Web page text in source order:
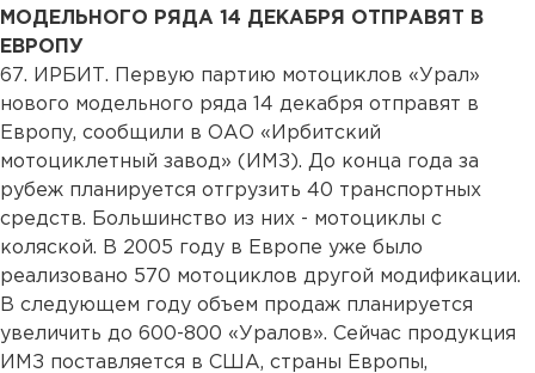
МОДЕЛЬНОГО РЯДА 14 ДЕКАБРЯ ОТПРАВЯТ В
ЕВРОПУ
67. ИРБИТ. Первую партию мотоциклов «Урал»
нового модельного ряда 14 декабря отправят в
Европу, сообщили в ОАО «Ирбитский
мотоциклетный завод» (ИМЗ). До конца года за
рубеж планируется отгрузить 40 транспортных
средств. Большинство из них - мотоциклы с
коляской. В 2005 году в Европе уже было
реализовано 570 мотоциклов другой модификации.
В следующем году объем продаж планируется
увеличить до 600-800 «Уралов». Сейчас продукция
ИМЗ поставляется в США, страны Европы,